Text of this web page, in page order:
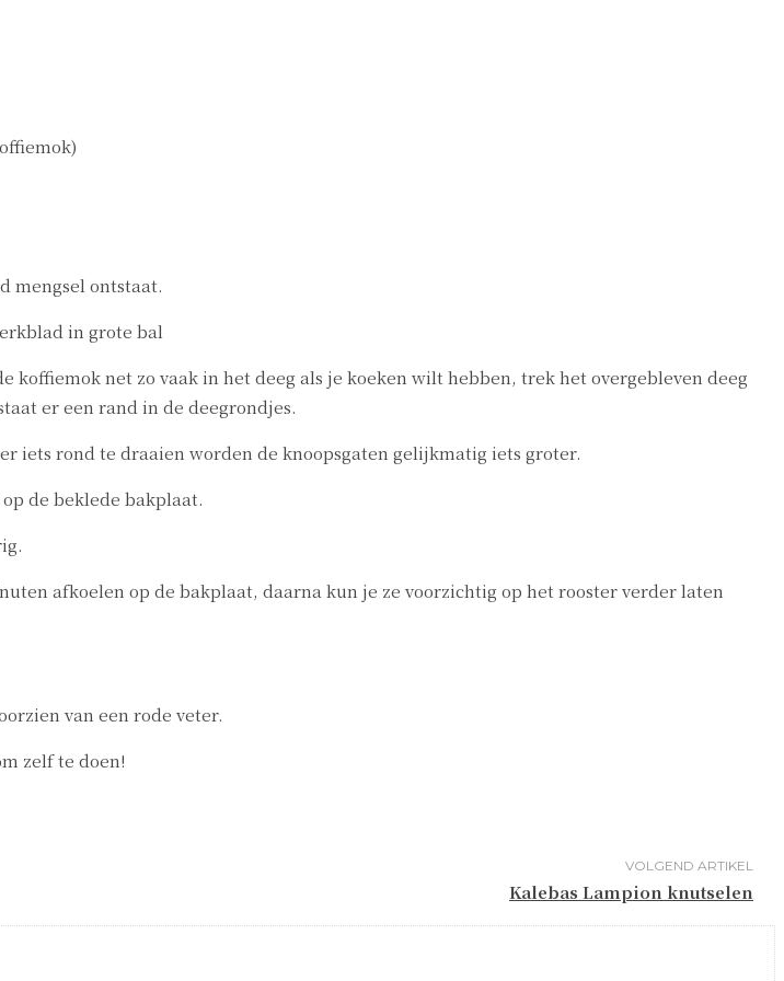
mengsel ontstaat.
in grote bal
koffiemok net zo vaak in het deeg als je koeken wilt hebben, trek het overgebleven deeg
er een rand in de deegrondjes.
iets rond te draaien worden de knoopsgaten gelijkmatig iets groter.
de beklede bakplaat.
afkoelen op de bakplaat, daarna kun je ze voorzichtig op het rooster verder laten
van een rode veter.
zelf te doen!
VOLGEND ARTIKEL
Kalebas Lampion knutselen